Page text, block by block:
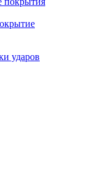
ударов